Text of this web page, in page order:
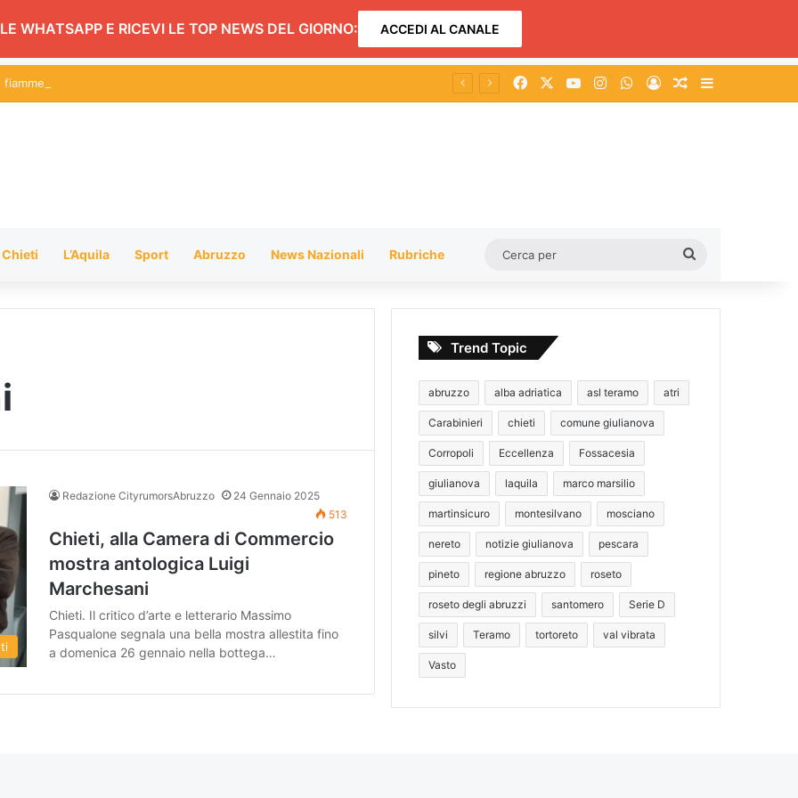
WHATSAPP E RICEVI LE TOP NEWS DEL GIORNO: ACCEDI AL CANALE
mentre accende il barbecue Facebook You TubeInstagramWhatsApp
AccediUn articolo a
Chieti L’Aquila Sport Abruzzo News Nazionali Rubriche
Redazione CityrumorsAbruzzo
24 Gennaio 2025
513
Chieti, alla Camera di Commercio
mostra antologica Luigi
Marchesani
Chieti. Il critico d’arte e letterario Massimo
Pasqualone segnala una bella mostra allestita fino
a domenica 26 gennaio nella bottega…
Trend Topic
abruzzo alba adriatica asl teramo atri
Carabinieri chieti comune giulianova
Corropoli Eccellenza Fossacesia
giulianova laquila marco marsilio
martinsicuro montesilvano mosciano
nereto notizie giulianova pescara
pineto regione abruzzo roseto
roseto degli abruzzi santomero Serie D
silvi Teramo tortoreto val vibrata
Vasto